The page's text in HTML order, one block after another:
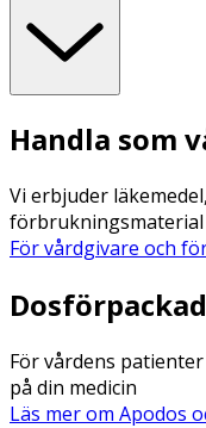
Handla som
Vi erbjuder
För vårdgivare och
För vårdens
på din medicin
Läs mer om Apodos